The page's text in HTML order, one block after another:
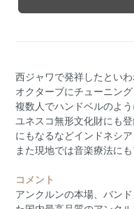
西ジャワで発祥したとい
オクターブにチューニン
複数人でハンドベルのよ
ユネスコ無形文化財にも
にもなるなどインドネシ
また現地では音楽療法に
コメント
アンクルンの本場、バン